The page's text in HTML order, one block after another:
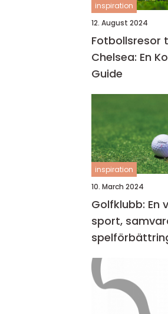
inspiration
12. August 2024
Fotbollsresor
Chelsea: En
Guide
inspiration
10. March 2024
Golfklubb: En
sport,